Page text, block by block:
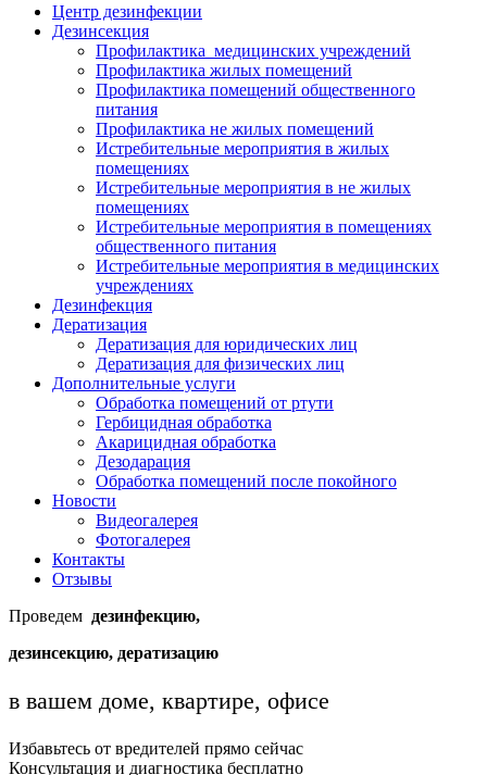
Центр дезинфекции
Дезинсекция
Профилактика медицинских учреждений
Профилактика жилых помещений
Профилактика помещений общественного
питания
Профилактика не жилых помещений
Истребительные мероприятия в жилых
помещениях
Истребительные мероприятия в не жилых
помещениях
Истребительные мероприятия в помещениях
общественного питания
Истребительные мероприятия в медицинских
учреждениях
Дезинфекция
Дератизация
Дератизация для юридических лиц
Дератизация для физических лиц
Дополнительные услуги
Обработка помещений от ртути
Гербицидная обработка
Акарицидная обработка
Дезодарация
Обработка помещений после покойного
Новости
Видеогалерея
Фотогалерея
Контакты
Отзывы
Проведем дезинфекцию,
дезинсекцию, дератизацию
в вашем доме, квартире, офисе
Избавьтесь от вредителей прямо сейчас
Консультация и диагностика бесплатно